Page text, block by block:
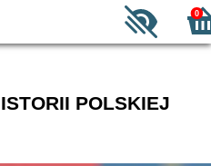
0
POLSKIEJ